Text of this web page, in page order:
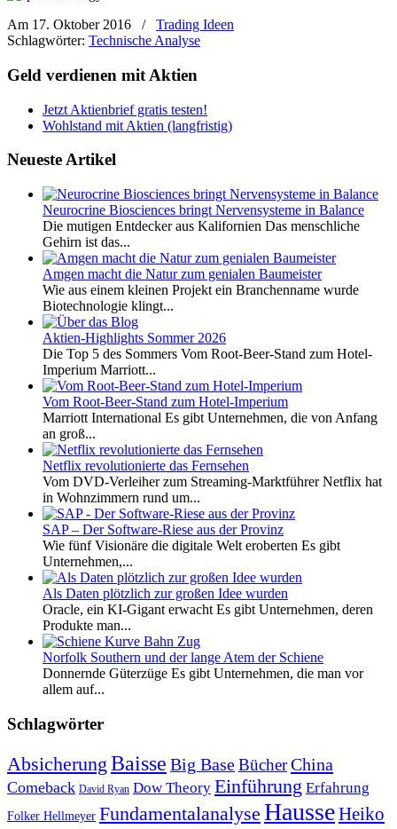
Am 17. Oktober 2016 /
Trading Ideen
Schlagwörter: Technische Analyse
Geld verdienen mit Aktien
Jetzt Aktienbrief gratis testen!
Wohlstand mit Aktien (langfristig)
Neueste Artikel
Neurocrine Biosciences bringt Nervensysteme in Balance
Die mutigen Entdecker aus Kalifornien Das menschliche
Gehirn ist das...
Amgen macht die Natur zum genialen Baumeister
Wie aus einem kleinen Projekt ein Branchenname wurde
Biotechnologie klingt...
Aktien-Highlights Sommer 2026
Die Top 5 des Sommers Vom Root-Beer-Stand zum Hotel-
Imperium Marriott...
Vom Root-Beer-Stand zum Hotel-Imperium
Marriott International Es gibt Unternehmen, die von Anfang
an groß...
Netflix revolutionierte das Fernsehen
Vom DVD-Verleiher zum Streaming-Marktführer Netflix hat
in Wohnzimmern rund um...
SAP – Der Software-Riese aus der Provinz
Wie fünf Visionäre die digitale Welt eroberten Es gibt
Unternehmen,...
Als Daten plötzlich zur großen Idee wurden
Oracle, ein KI-Gigant erwacht Es gibt Unternehmen, deren
Produkte man...
Norfolk Southern und der lange Atem der Schiene
Donnernde Güterzüge Es gibt Unternehmen, die man vor
allem auf...
Schlagwörter
Absicherung Baisse Big BaseBücherChina
Comeback David Ryan Dow Theory Einführung Erfahrung
Folker Hellmeyer Fundamentalanalyse HausseHeiko